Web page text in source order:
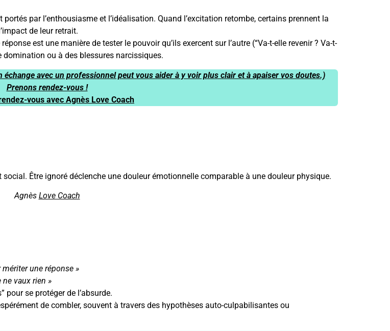
par l’enthousiasme et l’idéalisation. Quand l’excitation retombe, certains prennent la
de leur retrait.
est une manière de tester le pouvoir qu’ils exercent sur l’autre (“Va-t-elle revenir ? Va-t-
ou à des blessures narcissiques.
avec un professionnel peut vous aider à y voir plus clair et à apaiser vos doutes.)
Prenons rendez-vous !
vous avec Agnès Love Coach
Être ignoré déclenche une douleur émotionnelle comparable à une douleur physique.
Agnès Love Coach
une réponse »
ne vaux rien »
pour se protéger de l’absurde.
de combler, souvent à travers des hypothèses auto-culpabilisantes ou